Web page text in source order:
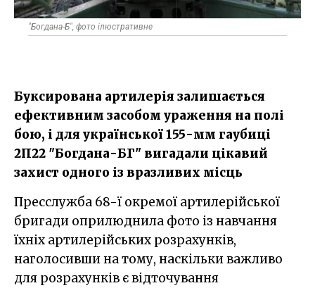
"Богдана-Б", фото ілюстративне
Буксирована артилерія залишається
ефективним засобом ураження на полі
бою, і для української 155-мм гаубиці
2П22 "Богдана-БГ" вигадали цікавий
захист одного із вразливих місць
Пресслужба 68-ї окремої артилерійської
бригади оприлюднила фото із навчання
їхніх артилерійських розрахунків,
наголосивши на тому, наскільки важливо
для розрахунків є відточування